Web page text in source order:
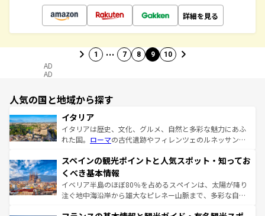
詳細を見る
1 … 7 8 9 10
AD
AD
人気の国と地域から探す
イタリア
イタリアは歴史、文化、グルメ、自然と多彩な魅力にあふ
れた国。 ローマの古代遺跡やフィレンツェのルネッサンス
ろん、トスカーナの美しい田園風景やアマルフィ海岸の絶
景など、自然景観も見逃せない。観光の合間には、本場の
ピザやパスタなど、絶品のイタリア料理を堪能することも
できる。朝目覚めてから夜眠るまで、すべての瞬間を楽し
なお、新着のイタリア情報はコンテンツ一覧を参照してほ
スペインの観光ポイントと人気スポット・知ってお
くべき基本情報
イベリア半島のほぼ80％を占めるスペインは、太陽が降り
注ぐ地中海沿岸から雄大なピレネー山脈まで、多彩な自然